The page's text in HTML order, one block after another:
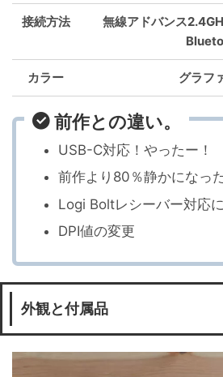
接続方法
無線アドバンス
カラー グラフ
前作との違い。
USB-C対応！やったー！
前作より80％静かになっ
Logi Boltレシーバー対応
DPI値の変更
外観と付属品